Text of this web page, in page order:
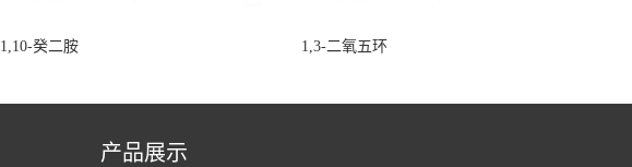
1,10-癸二胺 1,3-二氧五环
产品展示